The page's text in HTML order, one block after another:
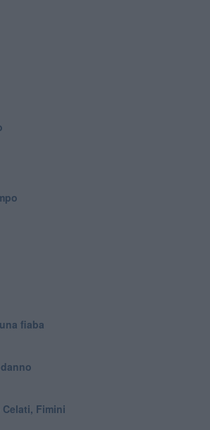
fiaba
Celati, Fimini